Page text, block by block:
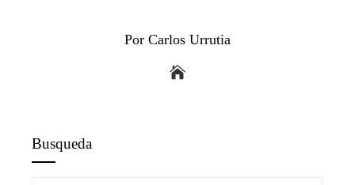
Por Carlos Urrutia
Busqueda